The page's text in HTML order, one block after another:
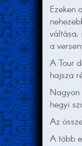
Ezeken
váltása,
a
A Tour
hajsza
Nagyon
hegyi
Az
A több